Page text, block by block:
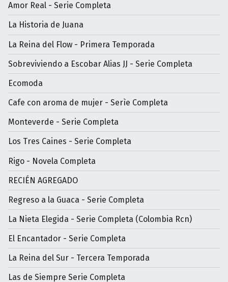
Amor Real - Serie Completa
La Historia de Juana
La Reina del Flow - Primera Temporada
Sobreviviendo a Escobar Alias JJ - Serie Completa
Ecomoda
Cafe con aroma de mujer - Serìe Completa
Monteverde - Serie Completa
Los Tres Caines - Serie Completa
Rigo - Novela Completa
RECIÉN AGREGADO
Regreso a la Guaca - Serie Completa
La Nieta Elegida - Serie Completa (Colombia Rcn)
El Encantador - Serie Completa
La Reina del Sur - Tercera Temporada
Las de Siempre Serie Completa